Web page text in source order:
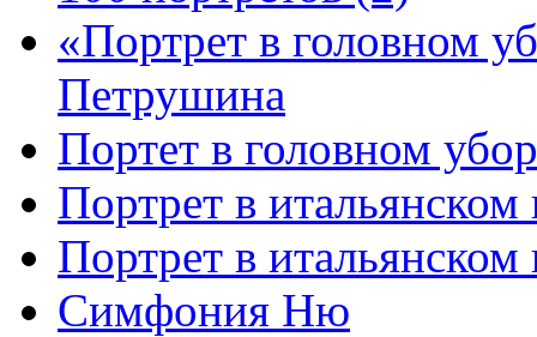
«Портрет в головном
Петрушина
Портет в головном
Портрет в
Портрет в
Симфония Ню